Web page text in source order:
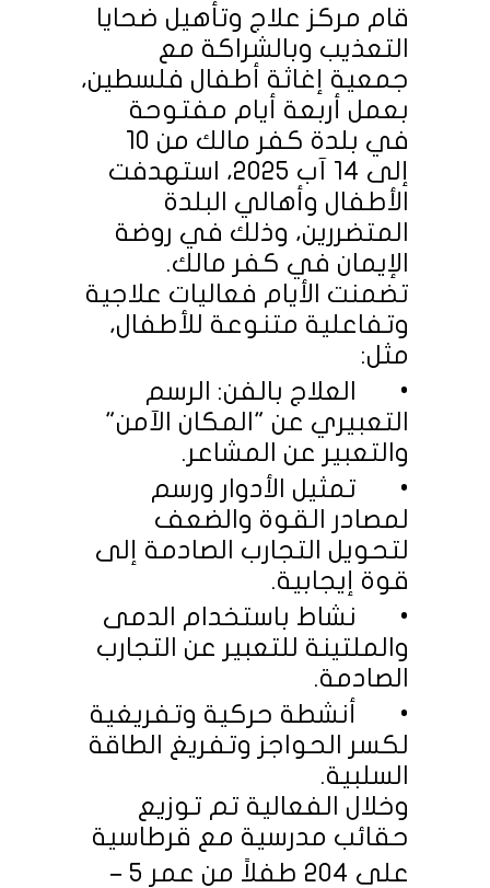
قام مركز علاج وتأهيل ضحايا
التعذيب وبالشراكة مع
جمعية إغاثة أطفال فلسطين،
بعمل أربعة أيام مفتوحة
في بلدة كفر مالك من 10
إلى 14 آب 2025، استهدفت
الأطفال وأهالي البلدة
المتضررين، وذلك في روضة
الإيمان في كفر مالك.
تضمنت الأيام فعاليات علاجية
وتفاعلية متنوعة للأطفال،
مثل:
•
العلاج بالفن: الرسم
التعبيري عن "المكان الآمن"
والتعبير عن المشاعر.
•
تمثيل الأدوار ورسم
لمصادر القوة والضعف
لتحويل التجارب الصادمة إلى
قوة إيجابية.
•
نشاط باستخدام الدمى
والملتينة للتعبير عن التجارب
الصادمة.
•
أنشطة حركية وتفريغية
لكسر الحواجز وتفريغ الطاقة
السلبية.
وخلال الفعالية تم توزيع
حقائب مدرسية مع قرطاسية
على 204 طفلاً من عمر 5 –